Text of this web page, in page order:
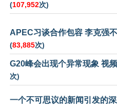
(107,952次)
APEC习谈合作包容 李克强
(83,885次)
G20峰会出现个异常现象 视
次)
一个不可思议的新闻引发的